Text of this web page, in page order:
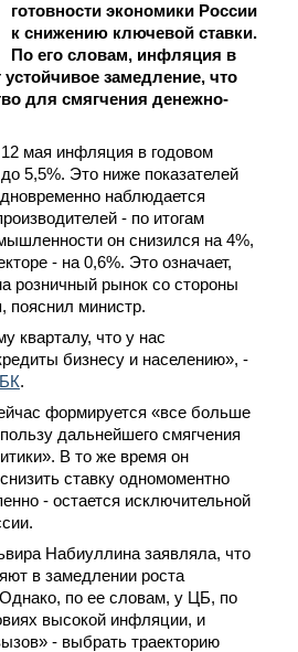
готовности экономики России
к снижению ключевой ставки.
По его словам, инфляция в
замедление, что
для смягчения денежно-
мая инфляция в годовом
5,5%. Это ниже показателей
наблюдается
- по итогам
он снизился на 4%,
- на 0,6%. Это означает,
розничный рынок со стороны
пояснил министр.
кварталу, что у нас
бизнесу и населению», -
.
формируется «все больше
дальнейшего смягчения
В то же время он
ставку одномоментно
- остается исключительной
Набиуллина заявляла, что
в замедлении роста
по ее словам, у ЦБ, по
высокой инфляции, и
- выбрать траекторию